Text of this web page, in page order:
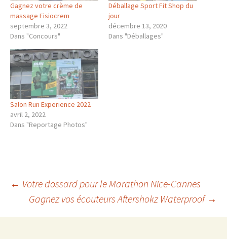
Gagnez votre crème de
massage Fisiocrem
septembre 3, 2022
Dans "Concours"
Déballage Sport Fit Shop du
jour
décembre 13, 2020
Dans "Déballages"
Salon Run Experience 2022
avril 2, 2022
Dans "Reportage Photos"
Navigation
des
← Votre dossard pour le Marathon Nice-Cannes
Gagnez vos écouteurs Aftershokz Waterproof →